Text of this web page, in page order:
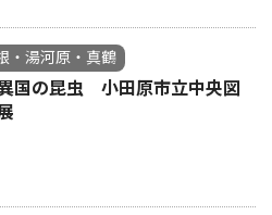
・湯河原・真鶴
国の昆虫 小田原市立中央図